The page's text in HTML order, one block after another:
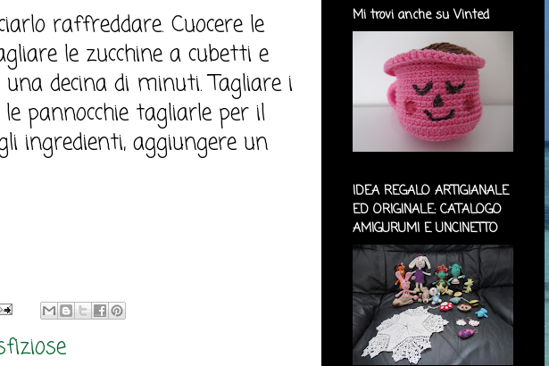
raffreddare. Cuocere le
le zucchine a cubetti e
decina di minuti. Tagliare i
pannocchie tagliarle per il
ingredienti, aggiungere un
Mi trovi anche su Vinted
IDEA REGALO ARTIGIANALE
ED ORIGINALE: CATALOGO
AMIGURUMI E UNCINETTO